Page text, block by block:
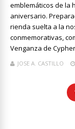
emblemáticos de la
aniversario.
rienda suelta a la
conmemorativas,
Venganza de
JOSE A. CASTILLO